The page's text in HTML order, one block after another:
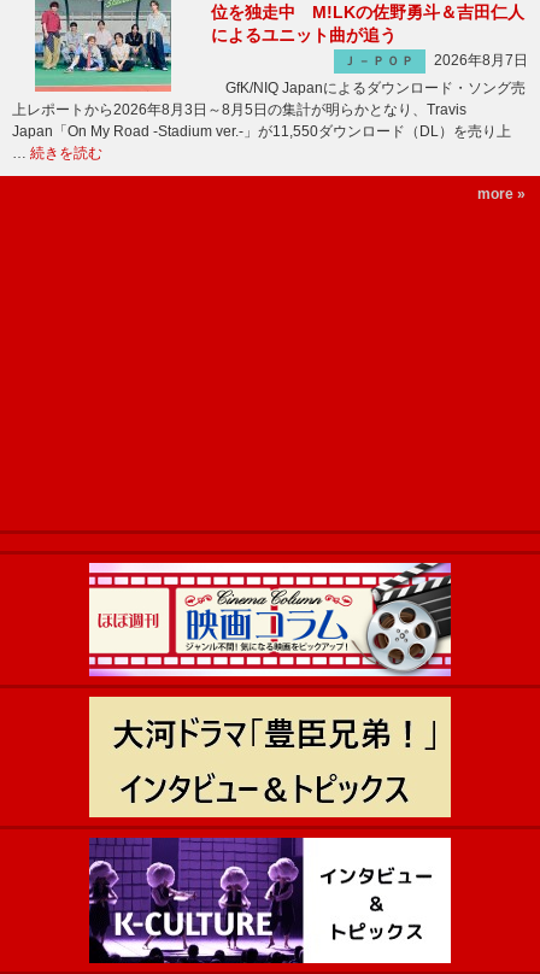
位を独走中 M!LKの佐野勇斗＆吉田仁人
によるユニット曲が追う
Ｊ－ＰＯＰ
2026年8月7日
GfK/NIQ Japanによるダウンロード・ソング売
上レポートから2026年8月3日～8月5日の集計が明らかとなり、Travis
Japan「On My Road -Stadium ver.-」が11,550ダウンロード（DL）を売り上
… 続きを読む
more »